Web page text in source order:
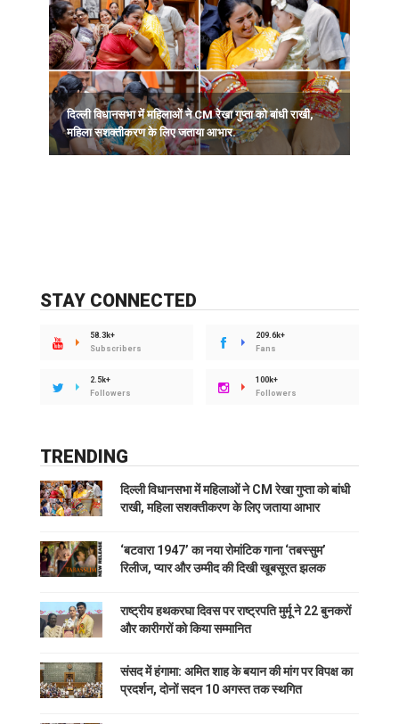
दिल्ली विधानसभा में महिलाओं ने CM रेखा गुप्ता को बांधी राखी,
महिला सशक्तीकरण के लिए जताया आभार.
STAY CONNECTED
58.3k+
Subscribers
209.6k+
Fans
2.5k+
Followers
100k+
Followers
TRENDING
दिल्ली विधानसभा में महिलाओं ने CM रेखा गुप्ता को बांधी
राखी, महिला सशक्तीकरण के लिए जताया आभार
‘बटवारा 1947’ का नया रोमांटिक गाना ‘तबस्सुम’
रिलीज, प्यार और उम्मीद की दिखी खूबसूरत झलक
राष्ट्रीय हथकरघा दिवस पर राष्ट्रपति मुर्मू ने 22 बुनकरों
और कारीगरों को किया सम्मानित
संसद में हंगामा: अमित शाह के बयान की मांग पर विपक्ष का
प्रदर्शन, दोनों सदन 10 अगस्त तक स्थगित